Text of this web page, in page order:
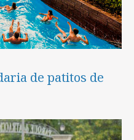
de patitos de